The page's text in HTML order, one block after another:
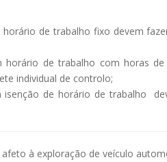
de trabalho fixo devem
horário de trabalho com horas
individual de controlo;
isenção de horário de trabalho
à exploração de veículo